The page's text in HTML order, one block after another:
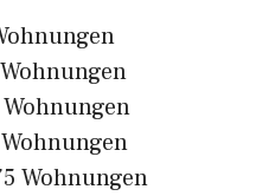
Wohnungen